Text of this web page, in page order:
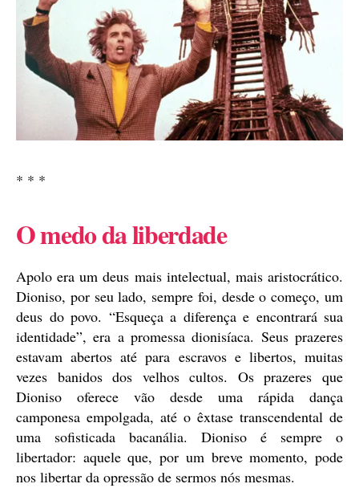
* * *
O medo da liberdade
Apolo era um deus mais intelectual, mais aristocrático.
Dioniso, por seu lado, sempre foi, desde o começo, um
deus do povo. “Esqueça a diferença e encontrará sua
identidade”, era a promessa dionisíaca. Seus prazeres
estavam abertos até para escravos e libertos, muitas
vezes banidos dos velhos cultos. Os prazeres que
Dioniso oferece vão desde uma rápida dança
camponesa empolgada, até o êxtase transcendental de
uma sofisticada bacanália. Dioniso é sempre o
libertador: aquele que, por um breve momento, pode
nos libertar da opressão de sermos nós mesmas.